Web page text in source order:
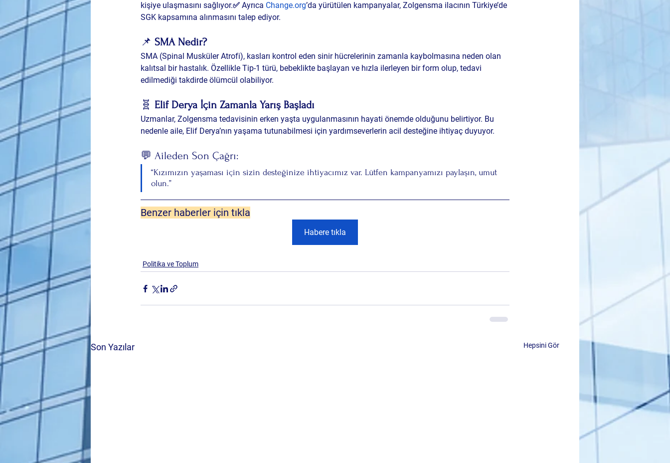
kişiye ulaşmasını sağlıyor.✅ Ayrıca Change.org’da yürütülen kampanyalar, Zolgensma ilacının Türkiye’de
SGK kapsamına alınmasını talep ediyor.
📌 SMA Nedir?
SMA (Spinal Musküler Atrofi), kasları kontrol eden sinir hücrelerinin zamanla kaybolmasına neden olan
kalıtsal bir hastalık. Özellikle Tip-1 türü, bebeklikte başlayan ve hızla ilerleyen bir form olup, tedavi
edilmediği takdirde ölümcül olabiliyor.
🧬 Elif Derya İçin Zamanla Yarış Başladı
Uzmanlar, Zolgensma tedavisinin erken yaşta uygulanmasının hayati önemde olduğunu belirtiyor. Bu
nedenle aile, Elif Derya’nın yaşama tutunabilmesi için yardımseverlerin acil desteğine ihtiyaç duyuyor.
💬 Aileden Son Çağrı:
“Kızımızın yaşaması için sizin desteğinize ihtiyacımız var. Lütfen kampanyamızı paylaşın, umut
olun.”
Benzer haberler için tıkla
Habere tıkla
Politika ve Toplum
Son Yazılar Hepsini Gör